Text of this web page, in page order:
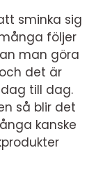
sminka sig
följer
man göra
det är
till dag.
så blir det
kanske